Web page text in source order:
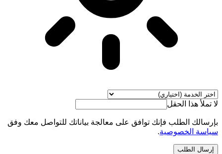
لا تملأ هذا الحقل
بإرسالك الطلب فإنك توافق على معالجة بياناتك للتواصل معك وفق
سياسة الخصوصية.
إرسال الطلب